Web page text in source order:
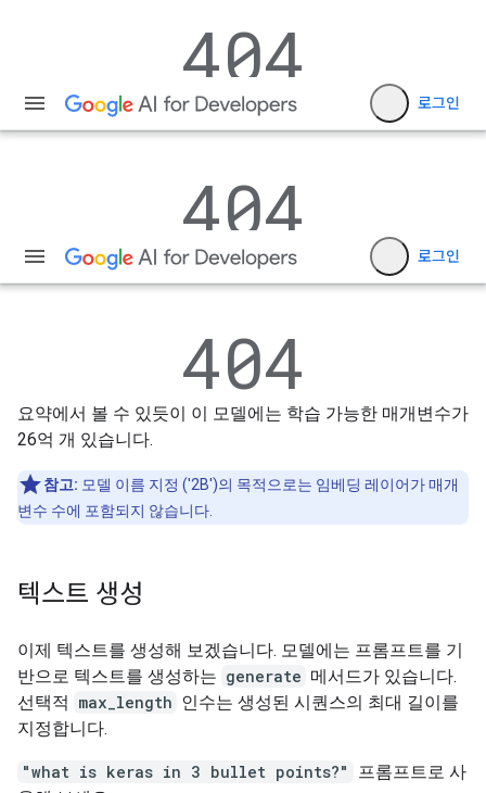
요약에서 볼 수 있듯이 이 모델에는 학습 가능한 매개변수가
26억 개 있습니다.
참고: 모델 이름 지정 ('2B')의 목적으로는 임베딩 레이어가 매개
변수 수에 포함되지 않습니다.
텍스트 생성
이제 텍스트를 생성해 보겠습니다. 모델에는 프롬프트를 기
반으로 텍스트를 생성하는 generate 메서드가 있습니다.
선택적 max_length 인수는 생성된 시퀀스의 최대 길이를
지정합니다.
"what is keras in 3 bullet points?"
프롬프트로 사